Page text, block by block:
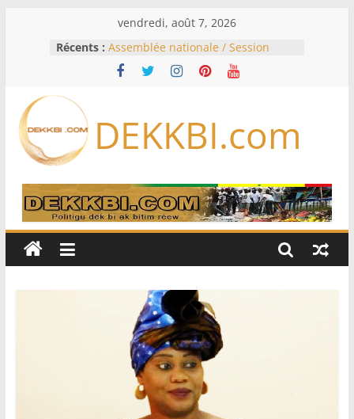
vendredi, août 7, 2026
Récents : Assemblée nationale / Session
extraordinaire: Six commissions
d’enquête à l’ordre du jour ce lundi
Bénin: Patrice Talon élu président
du Sénat, moins de trois mois
Pakistan et la Turquie signent un
accord de défense
RD Congo: Kinshasa interdit les
exportations de cuivre et de cobalt
production
DEKKBI.com